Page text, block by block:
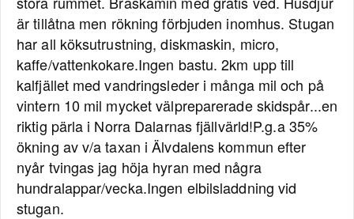
är tillåtna men rökning förbjuden inomhus. Stugan
har all köksutrustning, diskmaskin, micro,
kaffe/vattenkokare.Ingen bastu. 2km upp till
kalfjället med vandringsleder i många mil och på
vintern 10 mil mycket välpreparerade skidspår...en
riktig pärla i Norra Dalarnas fjällvärld!P.g.a 35%
ökning av v/a taxan i Älvdalens kommun efter
nyår tvingas jag höja hyran med några
hundralappar/vecka.Ingen elbilsladdning vid
stugan.